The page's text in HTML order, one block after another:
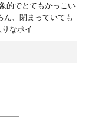
的でとてもかっこい
ん、閉まっていても
なポイ